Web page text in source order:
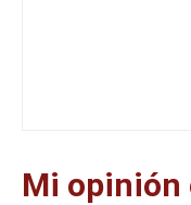
Mi opinión